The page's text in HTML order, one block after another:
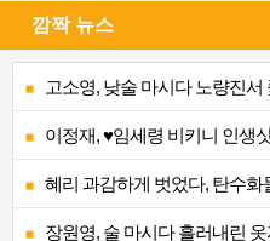
깜짝 뉴스
고소영, 낮술 마시다 노량진서
이정재, ♥임세령 비키니 인생
혜리 과감하게 벗었다, 탄수화
장원영, 술 마시다 흘러내린